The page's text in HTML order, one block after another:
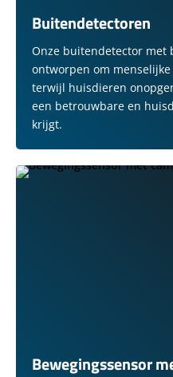
Buitendetectoren
Onze buitendetector met
ontworpen om
terwijl huisdieren
een betrouwbare en
krijgt.
Bewegingssensor